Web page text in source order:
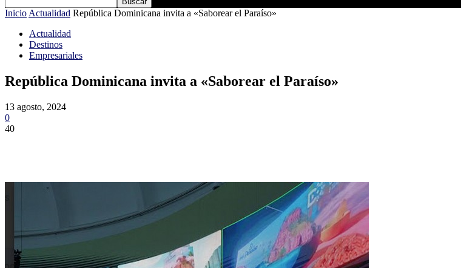
Inicio Actualidad República Dominicana invita a «Saborear el Paraíso»
Actualidad
Destinos
Empresariales
República Dominicana invita a «Saborear el Paraíso»
13 agosto, 2024
0
40